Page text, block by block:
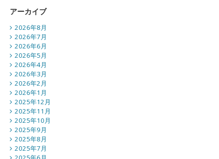
アーカイブ
2026年8月
2026年7月
2026年6月
2026年5月
2026年4月
2026年3月
2026年2月
2026年1月
2025年12月
2025年11月
2025年10月
2025年9月
2025年8月
2025年7月